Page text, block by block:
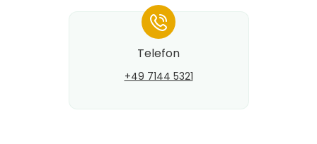
*
Telefon
+49 7144 5321